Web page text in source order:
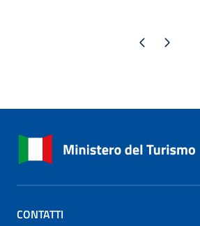
Pagina precedente
Pagina successiva
CONTATTI